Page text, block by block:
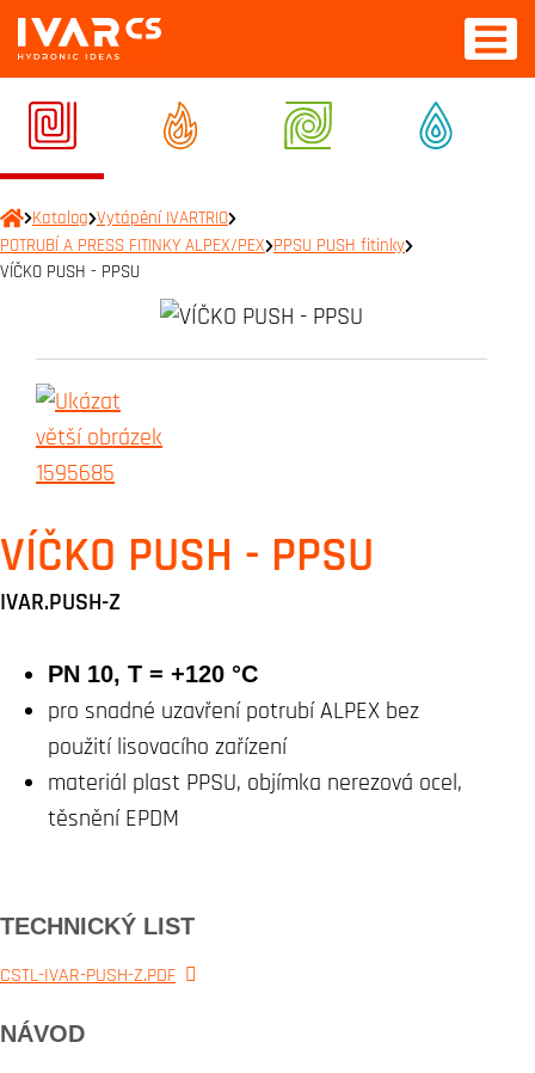
Katalog Vytápění IVARTRIO
POTRUBÍ A PRESS FITINKY ALPEX/PEX PPSU PUSH fitinky
VÍČKO PUSH - PPSU
VÍČKO PUSH - PPSU
IVAR.PUSH-Z
PN 10, T = +120 °C
pro snadné uzavření potrubí ALPEX bez
použití lisovacího zařízení
materiál plast PPSU, objímka nerezová ocel,
těsnění EPDM
TECHNICKÝ LIST
CSTL-IVAR-PUSH-Z.PDF
NÁVOD